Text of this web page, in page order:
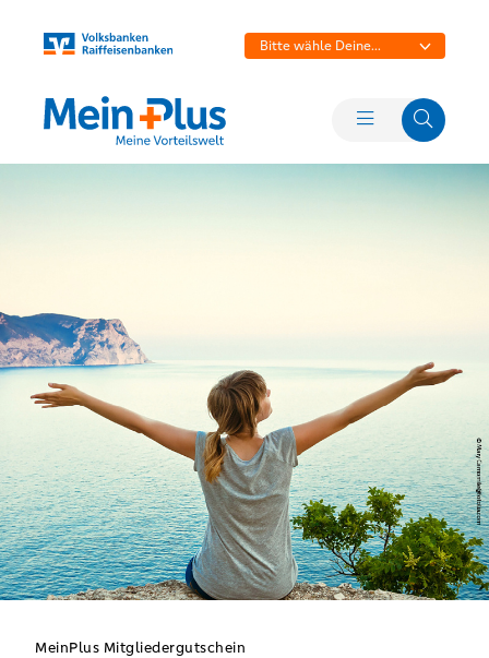
Bitte wähle Deine
MeinPlus Mitgliedergutschein